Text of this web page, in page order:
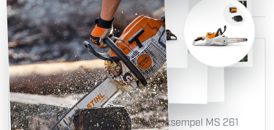
1
Søk på motorsagmodell
Begynn å skrive modellen, for eksempel MS 261